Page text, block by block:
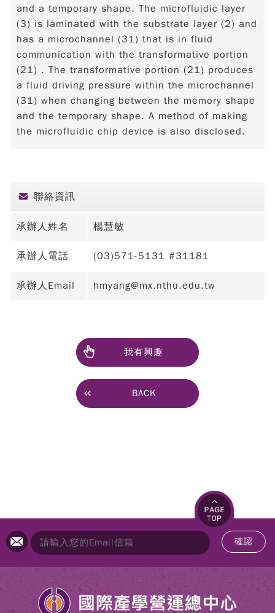
and a temporary shape. The microfluidic layer
(3) is laminated with the substrate layer (2) and
has a microchannel (31) that is in fluid
communication with the transformative portion
(21) . The transformative portion (21) produces
a fluid driving pressure within the microchannel
(31) when changing between the memory shape
and the temporary shape. A method of making
the microfluidic chip device is also disclosed.
聯絡資訊
承辦人姓名 楊慧敏
承辦人電話 (03)571-5131 #31181
承辦人Email hmyang@mx.nthu.edu.tw
我有興趣
BACK
確認